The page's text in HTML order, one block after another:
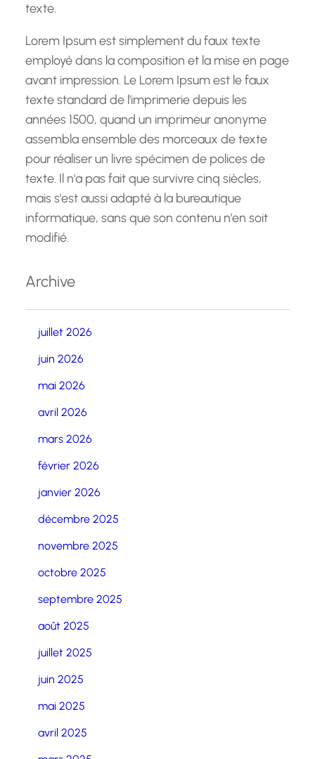
texte.
Lorem Ipsum est simplement du faux texte
employé dans la composition et la mise en page
avant impression. Le Lorem Ipsum est le faux
texte standard de l'imprimerie depuis les
années 1500, quand un imprimeur anonyme
assembla ensemble des morceaux de texte
pour réaliser un livre spécimen de polices de
texte. Il n'a pas fait que survivre cinq siècles,
mais s'est aussi adapté à la bureautique
informatique, sans que son contenu n'en soit
modifié.
Archive
juillet 2026
juin 2026
mai 2026
avril 2026
mars 2026
février 2026
janvier 2026
décembre 2025
novembre 2025
octobre 2025
septembre 2025
août 2025
juillet 2025
juin 2025
mai 2025
avril 2025